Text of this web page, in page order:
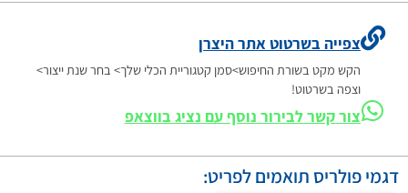
צפייה בשרטוט אתר היצרן
הקש מקט בשורת החיפוש>סמן קטגוריית הכלי שלך> בחר שנת ייצור>
וצפה בשרטוט!
צור קשר לבירור נוסף עם נציג בווצאפ
דגמי פולריס תואמים לפריט: